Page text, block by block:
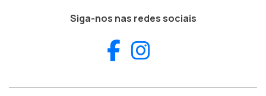
Siga-nos nas redes sociais
Facebook